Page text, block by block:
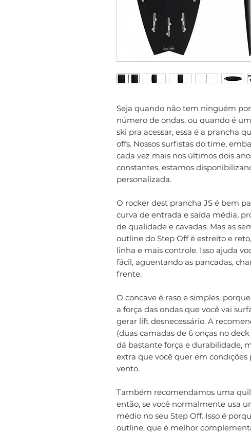
Seja quando não tem ninguém
número de ondas, ou quando é
ski pra acessar, essa é a prancha
offs. Nossos surfistas do time,
cada vez mais nos últimos dois
constantes, estamos
personalizada.
O rocker dest prancha JS é bem
curva de entrada e saída média,
de qualidade e cavadas. Mas as
outline do Step Off é estreito e
linha e mais controle. Isso ajuda
fácil, aguentando as pancadas,
frente.
O concave é raso e simples,
a força das ondas que você vai
gerar lift desnecessário. A
(duas camadas de 6 onças no
dá bastante força e durabilidade,
extra que você quer em condições
vento.
Também recomendamos uma
então, se você normalmente usa
médio no seu Step Off. Isso é
outline, que é melhor